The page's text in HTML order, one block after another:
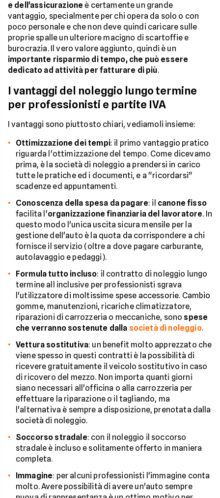
e dell'assicurazione è certamente un grande
vantaggio, specialmente per chi opera da solo o con
poco personale e che non deve quindi caricare sulle
proprie spalle un ulteriore macigno di scartoffie e
burocrazia. Il vero valore aggiunto, quindi è un
importante risparmio di tempo, che può essere
dedicato ad attività per fatturare di più.
I vantaggi del noleggio lungo termine
per professionisti e partite IVA
I vantaggi sono piuttosto chiari, vediamoli insieme:
Ottimizzazione dei tempi: il primo vantaggio pratico
riguarda l'ottimizzazione del tempo. Come dicevamo
prima, è la società di noleggio a prendersi in carico
tutte le pratiche ed i documenti, e a "ricordarsi"
scadenze ed appuntamenti.
Conoscenza della spesa da pagare: il canone fisso
facilita l'organizzazione finanziaria del lavoratore. In
questo modo l'unica uscita sicura mensile per la
gestione dell'auto è la quota da corrispondere a chi
fornisce il servizio (oltre a dove pagare carburante,
autolavaggio e pedaggi).
Formula tutto incluso: il contratto di noleggio lungo
termine all inclusive per professionisti sgrava
l'utilizzatore di moltissime spese accessorie. Cambio
gomme, manutenzioni, ricariche climatizzatore,
riparazioni di carrozzeria o meccaniche, sono spese
che verranno sostenute dalla società di noleggio.
Vettura sostitutiva: un benefit molto apprezzato che
viene spesso in questi contratti è la possibilità di
ricevere gratuitamente il veicolo sostitutivo in caso
di ricovero del mezzo. Non importa quanti giorni
siano necessari all'officina o alla carrozzeria per
effettuare la riparazione o il tagliando, ma
l'alternativa è sempre a disposizione, prenotata dalla
società di noleggio.
Soccorso stradale: con il noleggio il soccorso
stradale è incluso e solitamente offerto in maniera
completa.
Immagine: per alcuni professionisti l'immagine conta
molto. Avere possibilità di avere un'auto sempre